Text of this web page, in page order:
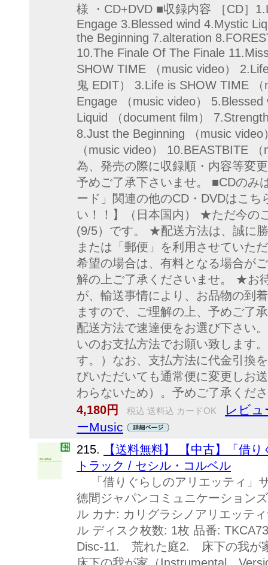
様 ・CD+DVD ■収録内容 ［CD］
Engage 3.Blessed wind 4.Mystic
the Beginning 7.alteration
10.The Finale Of The Finale
SHOW TIME （music video）
鬼 EDIT） 3.Life is SHOW TIME
Engage （music video）
Liquid （document film）
8.Just the Beginning （music
（music video） 10.BEASTBITE
為、発売の際に収録順・内容等変
予めご了承下さいませ。 ■CDの
ード」関連の他のCD・DVDはこ
い！！】（日本国内） ★ただ今の
(9/5）です。 ★配送方法は、誠に
または「郵便」を利用させていた
希望の場合は、有料となる場合が
解の上ご了承くださいませ。 ★お
が、輸送事情により、お品物の到
ますので、ご理解の上、予めご了
配送方法で速達便をお選び下さい
いのお支払方法でお願い致します
す。）なお、支払方法に代金引換
びいただいても通常便に変更しお
わらないため）。予めご了承く
4,180円
税込 送料込 カードOK
レビュ
ーMusic
215.
【送料無料】 【中古】「借
トラック / セシル・コルベル
「借りぐらしのアリエッティ」
徳間ジャパンコミュニケーション
ル カナ: カリグラシノアリエッテ
ル ディスク枚数: 1枚 品番:
Disc-11. 荒れた庭2. 床下の我